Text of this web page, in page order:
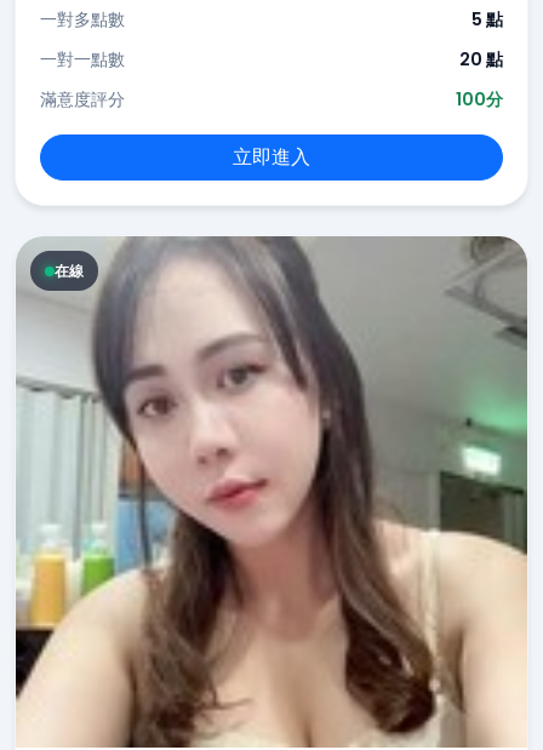
一對多點數
5 點
一對一點數
20 點
滿意度評分
100分
立即進入
在線